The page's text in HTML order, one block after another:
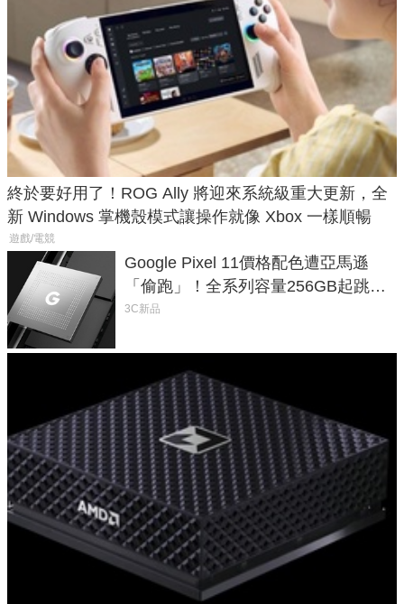
終於要好用了！ROG Ally 將迎來系統級重大更新，全
新 Windows 掌機殼模式讓操作就像 Xbox 一樣順暢
遊戲/電競
Google Pixel 11價格配色遭亞馬遜
「偷跑」！全系列容量256GB起跳、
頂規摺疊機價位逼近7萬
3C新品